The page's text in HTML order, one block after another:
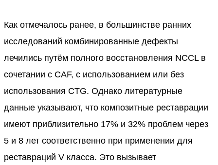
Как отмечалось ранее, в большинстве ранних
исследований комбинированные дефекты
лечились путём полного восстановления NCCL в
сочетании с CAF, с использованием или без
использования CTG. Однако литературные
данные указывают, что композитные реставрации
имеют приблизительно 17% и 32% проблем через
5 и 8 лет соответственно при применении для
реставраций V класса. Это вызывает